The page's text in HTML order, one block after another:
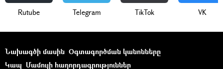
Rutube Telegram ТikТоk VK
Նախագծի մասին Օգտագործման կանոնները
Կապ Մամուլի հաղորդագրություններ